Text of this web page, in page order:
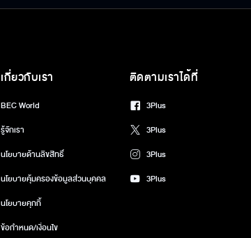
เกี่ยวกับเรา
BEC World
รู้จักเรา
นโยบายด้านลิขสิทธิ์
นโยบายคุ้มครองข้อมูลส่วนบุคคล
นโยบายคุกกี้
ข้อกำหนด/เงื่อนไข
ติดตามเราได้ที่
3Plus
3Plus
3Plus
3Plus